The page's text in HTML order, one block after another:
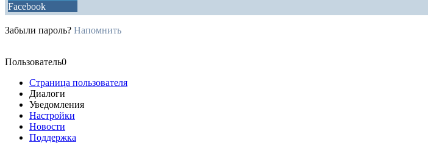
Facebook
Забыли пароль? Напомнить
Пользователь0
Страница пользователя
Диалоги
Уведомления
Настройки
Новости
Поддержка